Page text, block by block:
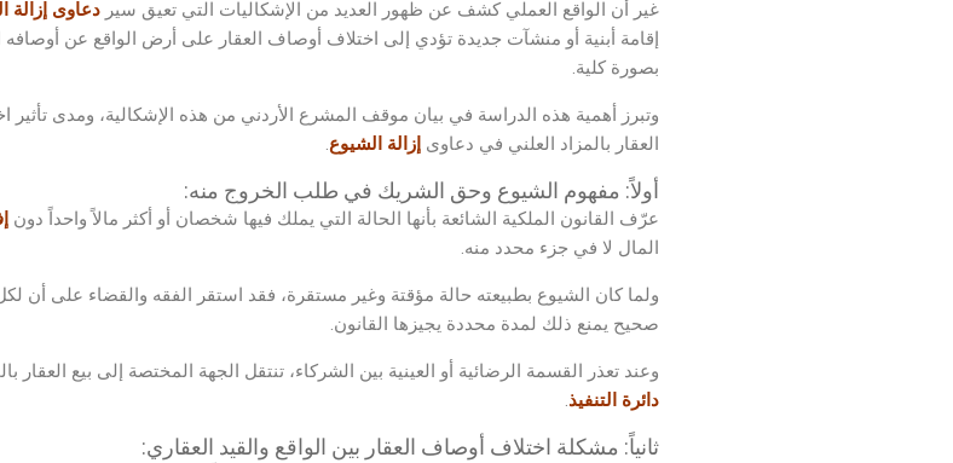
غير أن الواقع العملي كشف عن ظهور العديد من الإشكاليات التي تعيق سير دعاوى إزالة
إقامة أبنية أو منشآت جديدة تؤدي إلى اختلاف أوصاف العقار على أرض الواقع عن
بصورة كلية.
وتبرز أهمية هذه الدراسة في بيان موقف المشرع الأردني من هذه الإشكالية، ومدى تأثير
العقار بالمزاد العلني في دعاوى إزالة الشيوع.
أولاً: مفهوم الشيوع وحق الشريك في طلب الخروج منه:
عرّف القانون الملكية الشائعة بأنها الحالة التي يملك فيها شخصان أو أكثر مالاً واحداً دون
المال لا في جزء محدد منه.
ولما كان الشيوع بطبيعته حالة مؤقتة وغير مستقرة، فقد استقر الفقه والقضاء على
صحيح يمنع ذلك لمدة محددة يجيزها القانون.
وعند تعذر القسمة الرضائية أو العينية بين الشركاء، تنتقل الجهة المختصة إلى بيع
دائرة التنفيذ.
ثانياً: مشكلة اختلاف أوصاف العقار بين الواقع والقيد العقاري: